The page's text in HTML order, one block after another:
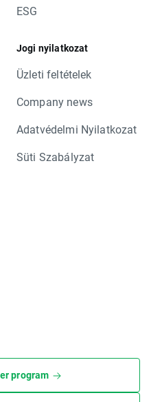
ESG
Jogi nyilatkozat
Üzleti feltételek
Company news
Adatvédelmi Nyilatkozat
Süti Szabályzat
program